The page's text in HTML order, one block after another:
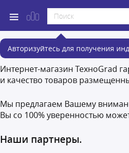
Авторизуйтесь для получения
Сервис и гарантия
Интернет-магазин ТехноGrad
и качество товаров
Мы предлагаем Вашему
Вы со 100% уверенностью
Наши партнеры.